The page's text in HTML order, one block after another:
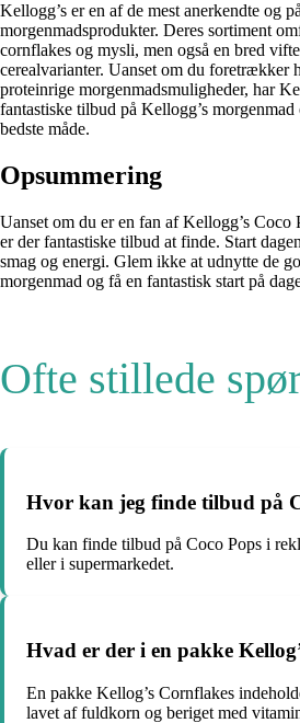
Kellogg’s er en af de mest anerkendte og
morgenmadsprodukter. Deres sortiment
cornflakes og mysli, men også en bred
cerealvarianter. Uanset om du foretrækker
proteinrige morgenmadsmuligheder, har
fantastiske tilbud på Kellogg’s morgenmad
bedste måde.
Opsummering
Uanset om du er en fan af Kellogg’s Coco
er der fantastiske tilbud at finde. Start
smag og energi. Glem ikke at udnytte de
morgenmad og få en fantastisk start på
Ofte stillede
Hvor kan jeg finde tilbud på
Du kan finde tilbud på Coco Pops i
eller i supermarkedet.
Hvad er der i en pakke
En pakke Kellog’s Cornflakes
lavet af fuldkorn og beriget med